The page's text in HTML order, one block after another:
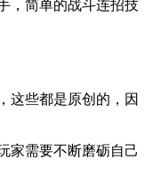
简单的战斗连招技
些都是原创的，因
需要不断磨砺自己